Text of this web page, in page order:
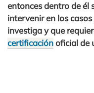
entonces dentro de él
intervenir en los
investiga y que
certificaciónoficial de